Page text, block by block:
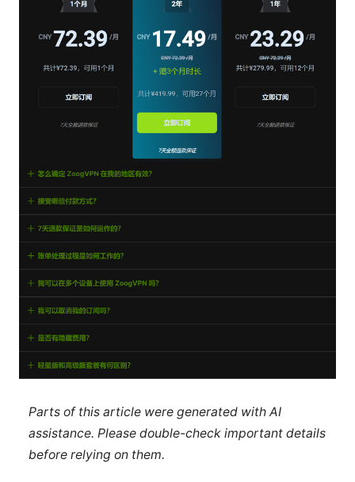
Parts of this article were generated with AI
assistance. Please double-check important details
before relying on them.